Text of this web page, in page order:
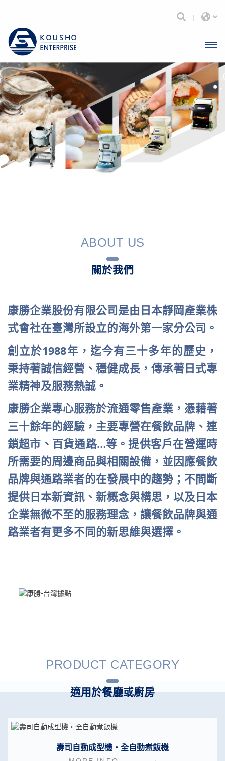
單
ABOUT US
關於我們
康勝企業股份有限公司是由日本靜岡產業株
式會社在臺灣所設立的海外第一家分公司。
創立於1988年，迄今有三十多年的歷史，
秉持著誠信經營、穩健成長，傳承著日式專
業精神及服務熱誠。
康勝企業專心服務於流通零售產業，憑藉著
三十餘年的經驗，主要專營在餐飲品牌、連
鎖超市、百貨通路…等。提供客戶在營運時
所需要的周邊商品與相關設備，並因應餐飲
品牌與通路業者的在發展中的趨勢；不間斷
提供日本新資訊、新概念與構思，以及日本
企業無微不至的服務理念，讓餐飲品牌與通
路業者有更多不同的新思維與選擇。
PRODUCT CATEGORY
適用於餐廳或廚房
壽司自動成型機・全自動煮飯機